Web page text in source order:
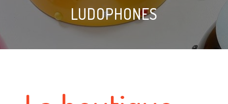
LUDOPHONES